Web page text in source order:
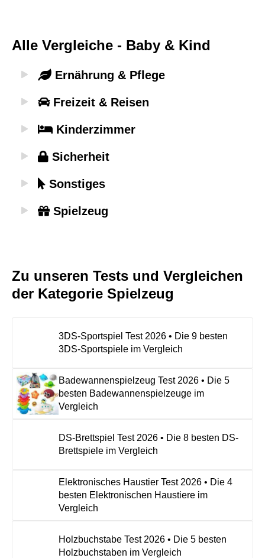
Alle Vergleiche - Baby & Kind
Ernährung & Pflege
Freizeit & Reisen
Kinderzimmer
Sicherheit
Sonstiges
Spielzeug
Zu unseren Tests und Vergleichen
der Kategorie Spielzeug
3DS-Sportspiel Test 2026 • Die 9 besten
3DS-Sportspiele im Vergleich
Badewannenspielzeug Test 2026 • Die 5
besten Badewannenspielzeuge im
Vergleich
DS-Brettspiel Test 2026 • Die 8 besten DS-
Brettspiele im Vergleich
Elektronisches Haustier Test 2026 • Die 4
besten Elektronischen Haustiere im
Vergleich
Holzbuchstabe Test 2026 • Die 5 besten
Holzbuchstaben im Vergleich